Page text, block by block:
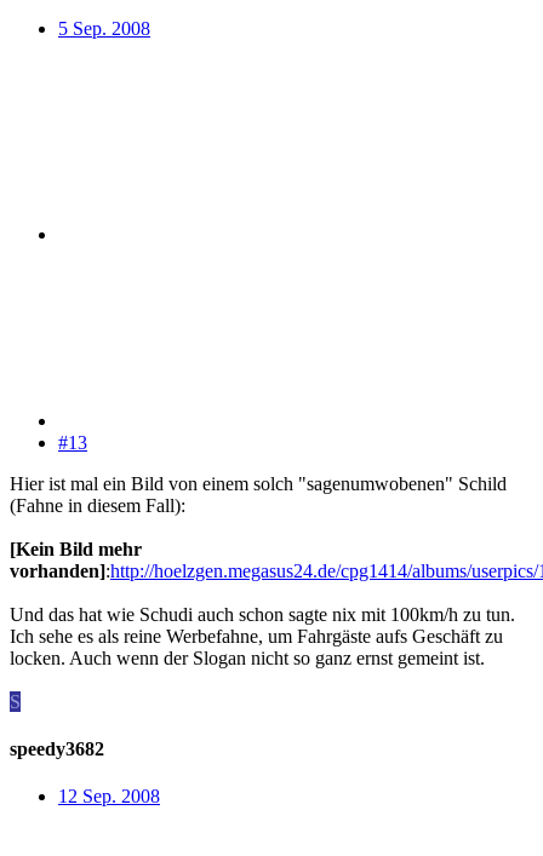
5 Sep. 2008
#13
Hier ist mal ein Bild von einem solch "sagenumwobenen" Schild
(Fahne in diesem Fall):
[Kein Bild mehr
vorhanden]:http://hoelzgen.megasus24.de/cpg1414/albums/
Und das hat wie Schudi auch schon sagte nix mit 100km/h zu tun.
Ich sehe es als reine Werbefahne, um Fahrgäste aufs Geschäft zu
locken. Auch wenn der Slogan nicht so ganz ernst gemeint ist.
S
speedy3682
12 Sep. 2008